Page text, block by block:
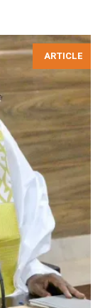
ARTICLE